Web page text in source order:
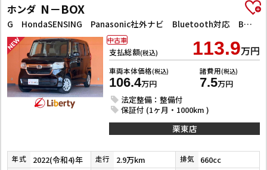
ホンダ N－BOX
G HondaSENSING Panasonic社外ナビ Bluetooth対応 Bカメラ 電子パーキング LEDヘッドライト アダプティブクルーズコントロール ETC スマートキー プッシュスタート
支払総額(税込) 113.9万円
車両本体価格(税込)
106.4万円
諸費用(税込)
7.5万円
法定整備：整備付
保証付 (1ヶ月・1000km )
中古車
栗東店
年式 2022(令和4)年 走行 2.9万km 排気 660cc